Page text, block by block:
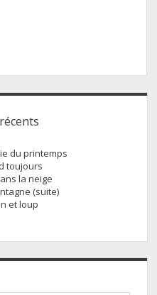
du printemps
toujours
la neige
(suite)
et loup